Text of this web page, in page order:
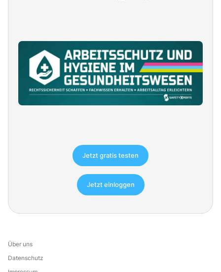
Jetzt gratis testen
Jetzt einloggen
Über uns
Datenschutz